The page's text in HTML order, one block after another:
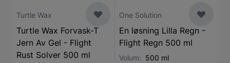
Turtle Wax
Turtle Wax Forvask-T
Jern Av Gel - Flight
Rust Solver 500 ml
One Solution
En løsning Lilla Regn -
Flight Regn 500 ml
Volum: 500 ml